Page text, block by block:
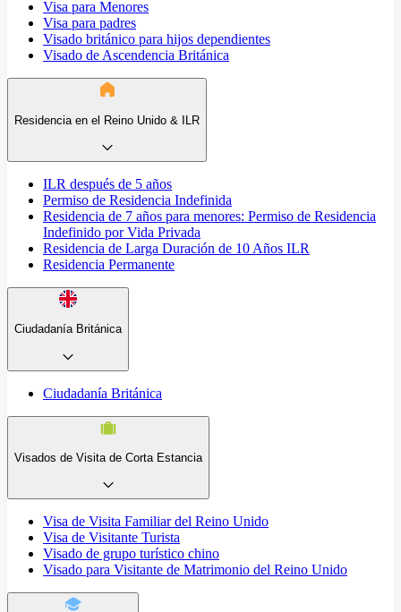
Visa para Menores
Visa para padres
Visado británico para hijos dependientes
Visado de Ascendencia Británica
Residencia en el Reino Unido & ILR
ILR después de 5 años
Permiso de Residencia Indefinida
Residencia de 7 años para menores: Permiso de Residencia
Indefinido por Vida Privada
Residencia de Larga Duración de 10 Años ILR
Residencia Permanente
Ciudadanía Británica
Ciudadanía Británica
Visados de Visita de Corta Estancia
Visa de Visita Familiar del Reino Unido
Visa de Visitante Turista
Visado de grupo turístico chino
Visado para Visitante de Matrimonio del Reino Unido